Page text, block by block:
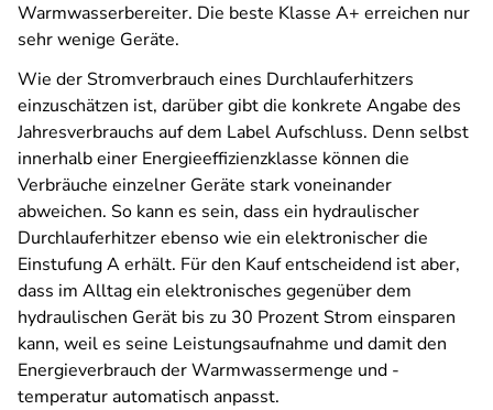
Warmwasserbereiter. Die beste Klasse A+ erreichen nur
sehr wenige Geräte.
Wie der Stromverbrauch eines Durchlauferhitzers
einzuschätzen ist, darüber gibt die konkrete Angabe des
Jahresverbrauchs auf dem Label Aufschluss. Denn selbst
innerhalb einer Energieeffizienzklasse können die
Verbräuche einzelner Geräte stark voneinander
abweichen. So kann es sein, dass ein hydraulischer
Durchlauferhitzer ebenso wie ein elektronischer die
Einstufung A erhält. Für den Kauf entscheidend ist aber,
dass im Alltag ein elektronisches gegenüber dem
hydraulischen Gerät bis zu 30 Prozent Strom einsparen
kann, weil es seine Leistungsaufnahme und damit den
Energieverbrauch der Warmwassermenge und -
temperatur automatisch anpasst.